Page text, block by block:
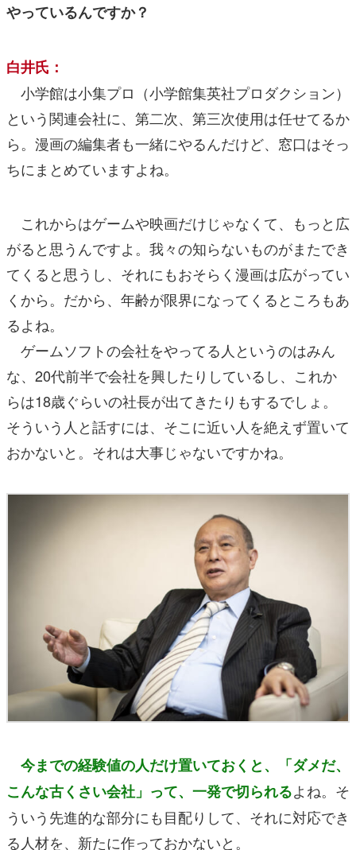
やっているんですか？
白井氏：
小学館は小集プロ（小学館集英社プロダクション）
という関連会社に、第二次、第三次使用は任せてるか
ら。漫画の編集者も一緒にやるんだけど、窓口はそっ
ちにまとめていますよね。
これからはゲームや映画だけじゃなくて、もっと広
がると思うんですよ。我々の知らないものがまたでき
てくると思うし、それにもおそらく漫画は広がってい
くから。だから、年齢が限界になってくるところもあ
るよね。
ゲームソフトの会社をやってる人というのはみん
な、20代前半で会社を興したりしているし、これか
らは18歳ぐらいの社長が出てきたりもするでしょ。
そういう人と話すには、そこに近い人を絶えず置いて
おかないと。それは大事じゃないですかね。
今までの経験値の人だけ置いておくと、「ダメだ、
こんな古くさい会社」って、一発で切られるよね。そ
ういう先進的な部分にも目配りして、それに対応でき
る人材を、新たに作っておかないと。